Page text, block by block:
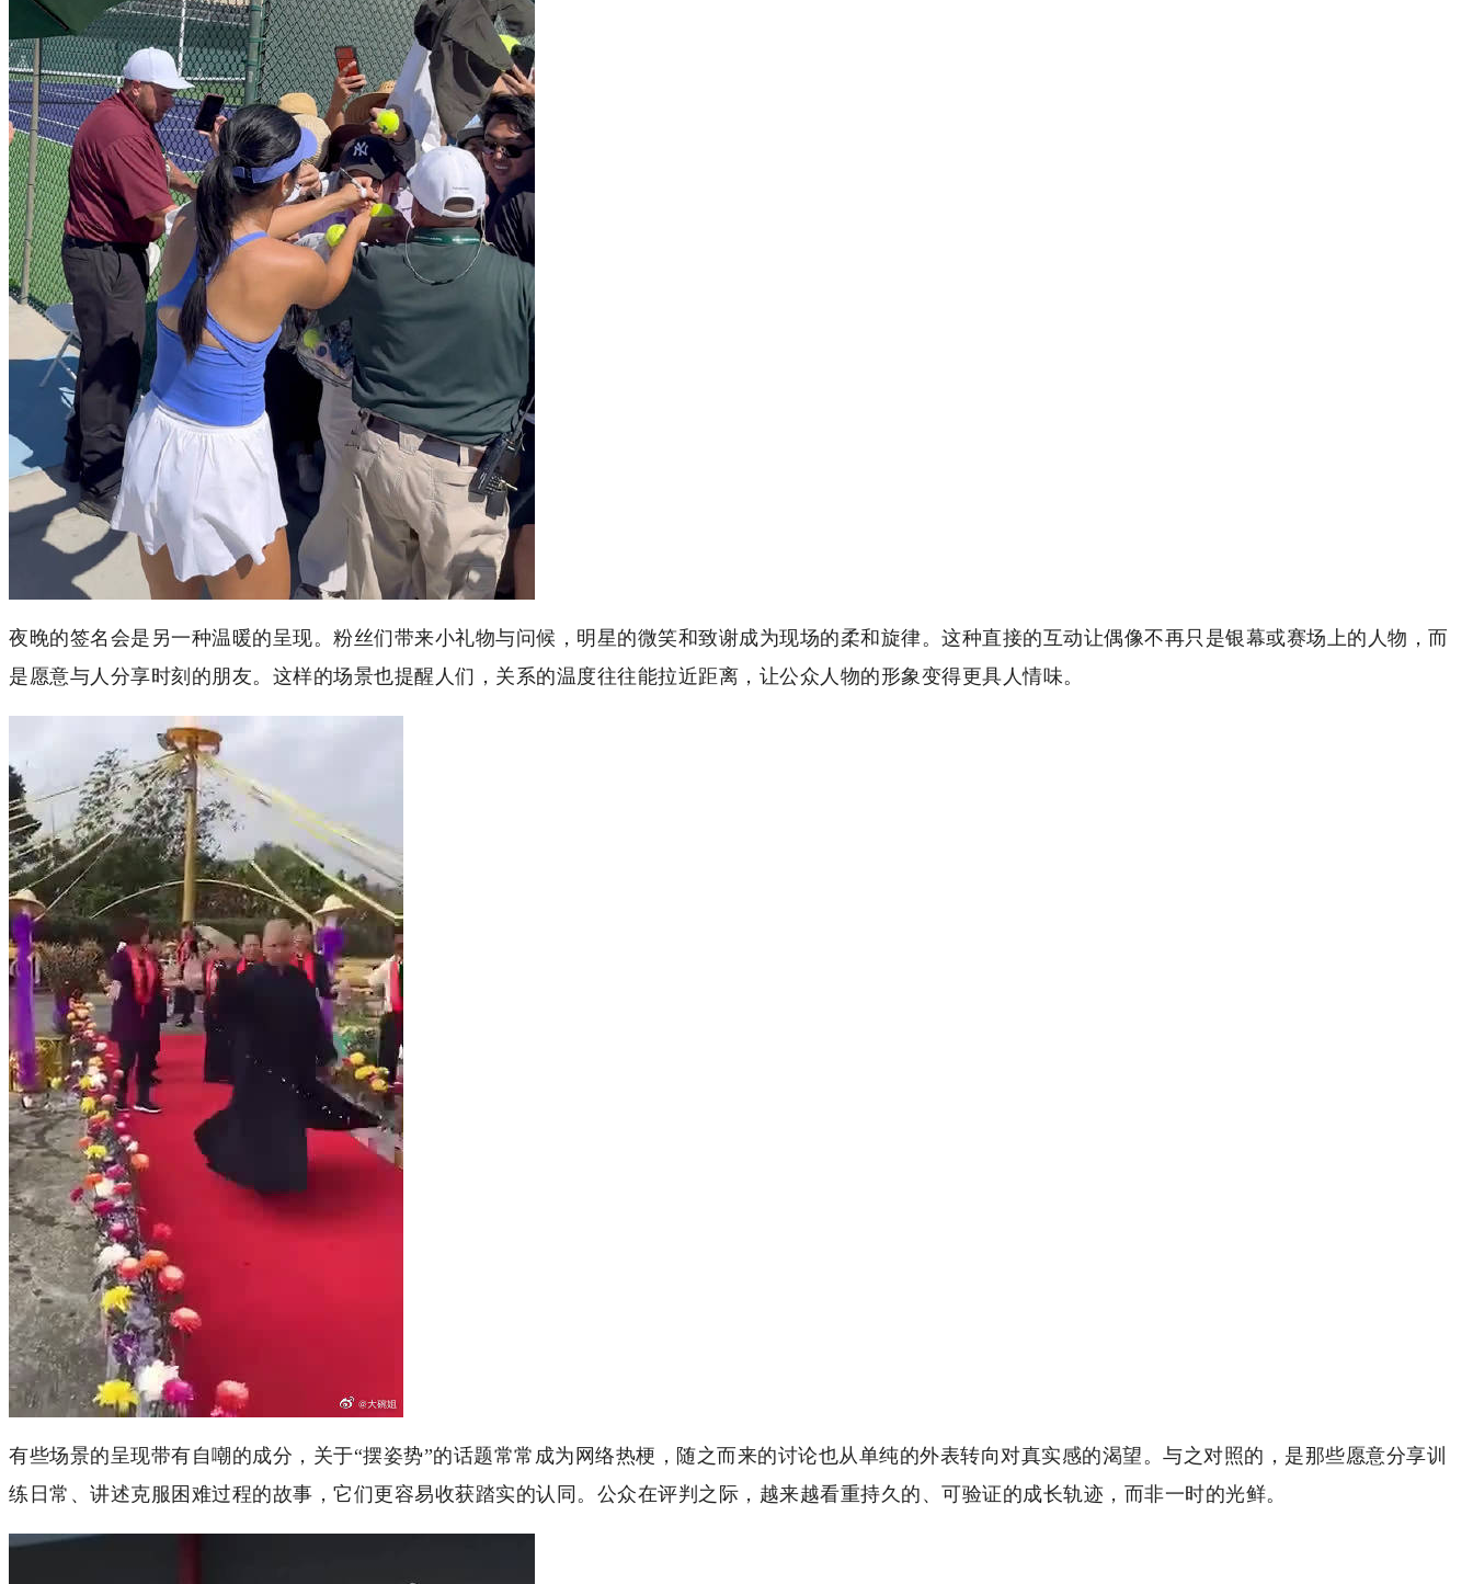
夜晚的签名会是另一种温暖的呈现。粉丝们带来小礼物与问候，明星的微笑和致谢成为现场的柔和旋律。这种直接的互动让偶像不再只是银幕或赛场上的人物，而
是愿意与人分享时刻的朋友。这样的场景也提醒人们，关系的温度往往能拉近距离，让公众人物的形象变得更具人情味。
有些场景的呈现带有自嘲的成分，关于“摆姿势”的话题常常成为网络热梗，随之而来的讨论也从单纯的外表转向对真实感的渴望。与之对照的，是那些愿意分享训
练日常、讲述克服困难过程的故事，它们更容易收获踏实的认同。公众在评判之际，越来越看重持久的、可验证的成长轨迹，而非一时的光鲜。